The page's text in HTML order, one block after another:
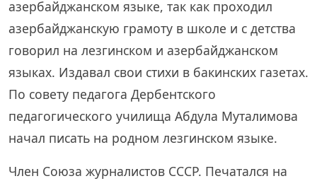
азербайджанском языке, так как проходил
азербайджанскую грамоту в школе и с детства
говорил на лезгинском и азербайджанском
языках. Издавал свои стихи в бакинских газетах.
По совету педагога Дербентского
педагогического училища Абдула Муталимова
начал писать на родном лезгинском языке.
Член Союза журналистов СССР. Печатался на